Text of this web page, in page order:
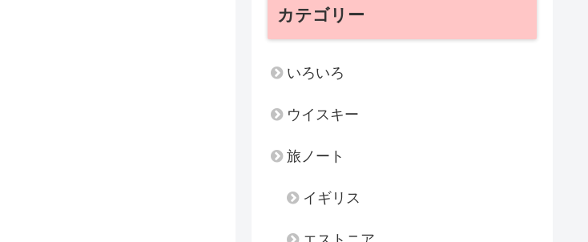
カテゴリー
いろいろ
ウイスキー
旅ノート
イギリス